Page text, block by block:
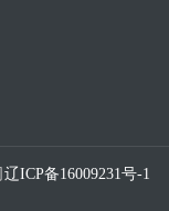
辽ICP备16009231号-1